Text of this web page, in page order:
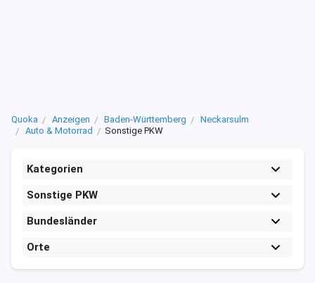
Quoka Anzeigen Baden-Württemberg
Neckarsulm
Auto & Motorrad
Sonstige PKW
Kategorien
Sonstige PKW
Bundesländer
Orte